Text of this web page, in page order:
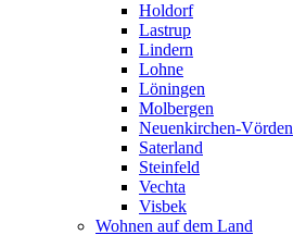
Holdorf
Lastrup
Lindern
Lohne
Löningen
Molbergen
Neuenkirchen-Vörden
Saterland
Steinfeld
Vechta
Visbek
Wohnen auf dem Land